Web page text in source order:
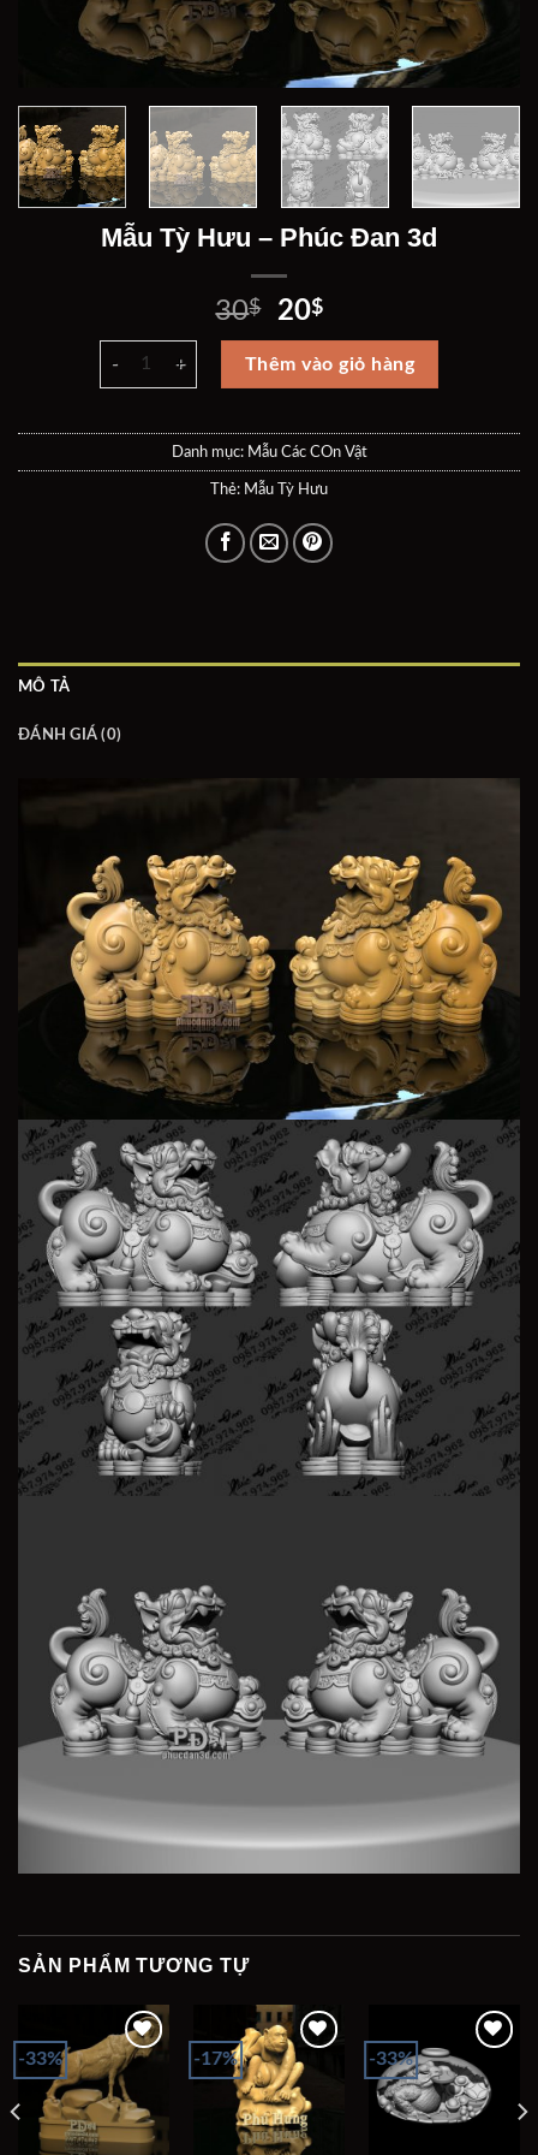
Mẫu Tỳ Hưu – Phúc Đan 3d
30$
Giá
gốc
là:
30$.
20$Giá
hiện
tại
là:
20$.
Mẫu Tỳ Hưu - Phúc Đan 3d số lượng
Thêm vào giỏ hàng
Danh mục: Mẫu Các COn Vật
Thẻ: Mẫu Tỳ Hưu
MÔ TẢ
ĐÁNH GIÁ (0)
SẢN PHẨM TƯƠNG TỰ
-33%
Add to
wishlist
-17%
Add to
wishlist
-33%
Add to
wishlist